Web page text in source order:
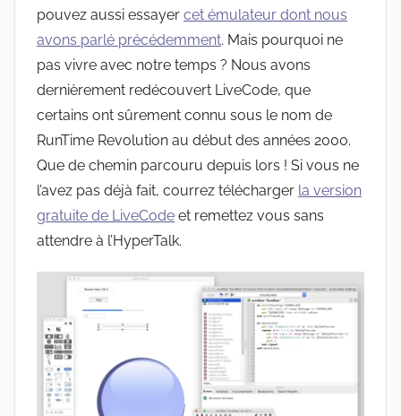
pouvez aussi essayer cet émulateur dont nous
avons parlé précédemment. Mais pourquoi ne
pas vivre avec notre temps ? Nous avons
dernièrement redécouvert LiveCode, que
certains ont sûrement connu sous le nom de
RunTime Revolution au début des années 2000.
Que de chemin parcouru depuis lors ! Si vous ne
l’avez pas déjà fait, courrez télécharger la version
gratuite de LiveCode et remettez vous sans
attendre à l’HyperTalk.